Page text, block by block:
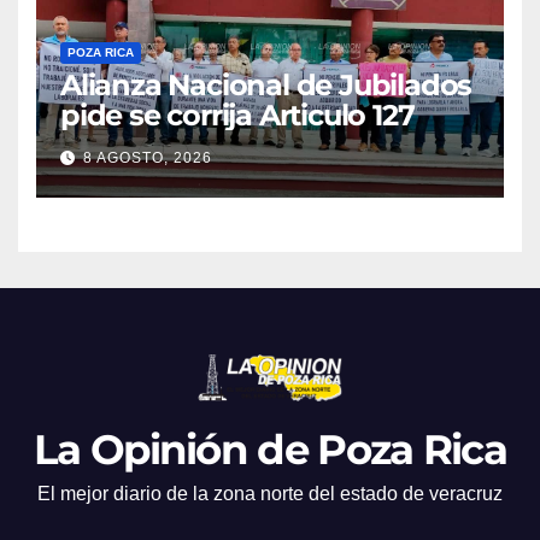
POZA RICA
Alianza Nacional de Jubilados
pide se corrija Articulo 127
8 AGOSTO, 2026
La Opinión de Poza Rica
El mejor diario de la zona norte del estado de veracruz